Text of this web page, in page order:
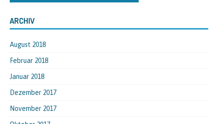
ARCHIV
August 2018
Februar 2018
Januar 2018
Dezember 2017
November 2017